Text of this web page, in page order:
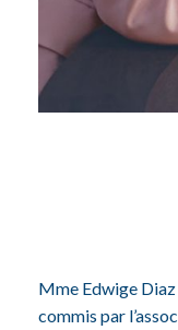
Mme Edwige
commis par